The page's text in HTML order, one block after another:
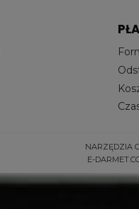
NARZĘDZIA
E-